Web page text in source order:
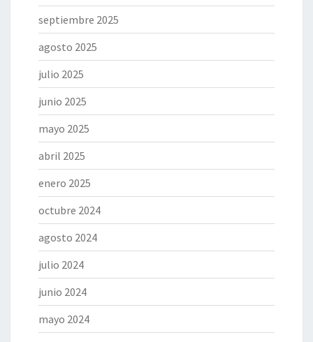
septiembre 2025
agosto 2025
julio 2025
junio 2025
mayo 2025
abril 2025
enero 2025
octubre 2024
agosto 2024
julio 2024
junio 2024
mayo 2024